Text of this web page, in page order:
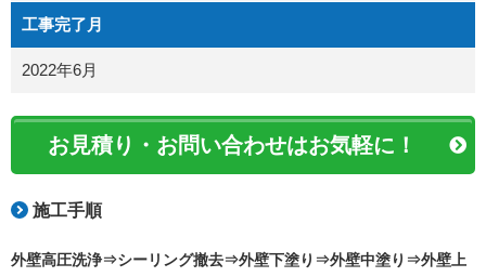
工事完了月
2022年6月
お見積り・お問い合わせはお気軽に！
施工手順
外壁高圧洗浄⇒シーリング撤去⇒外壁下塗り⇒外壁中塗り⇒外壁上